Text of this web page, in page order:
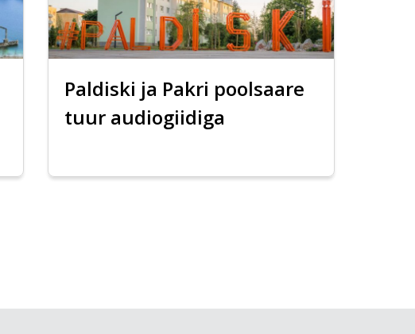
Paldiski ja Pakri poolsaare
tuur audiogiidiga